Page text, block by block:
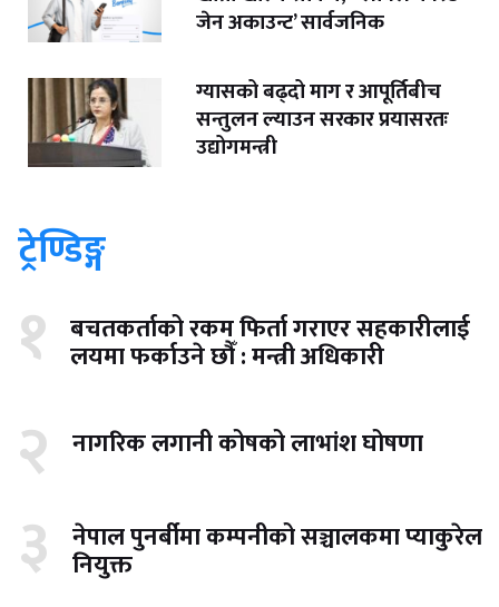
जेन अकाउन्ट’ सार्वजनिक
ग्यासको बढ्दो माग र आपूर्तिबीच
सन्तुलन ल्याउन सरकार प्रयासरतः
उद्योगमन्त्री
ट्रेण्डिङ्ग
१ बचतकर्ताको रकम फिर्ता गराएर सहकारीलाई
लयमा फर्काउने छौँ : मन्त्री अधिकारी
२ नागरिक लगानी कोषको लाभांश घोषणा
३ नेपाल पुनर्बीमा कम्पनीको सञ्चालकमा प्याकुरेल
नियुक्त